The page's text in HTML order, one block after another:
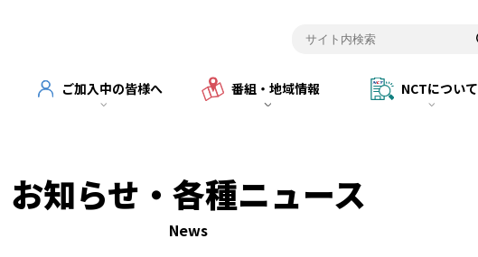
ご加入中の皆様へ 番組・地域情報 NCTについて
お知らせ・各種ニュース
News